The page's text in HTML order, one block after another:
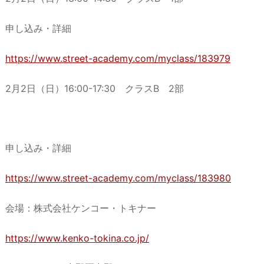
申し込み・詳細
https://www.street-academy.com/myclass/183979
2月2日（日）16:00-17:30 クラスB 2部
申し込み・詳細
https://www.street-academy.com/myclass/183980
会場：株式会社ケンコー・トキナー
https://www.kenko-tokina.co.jp/